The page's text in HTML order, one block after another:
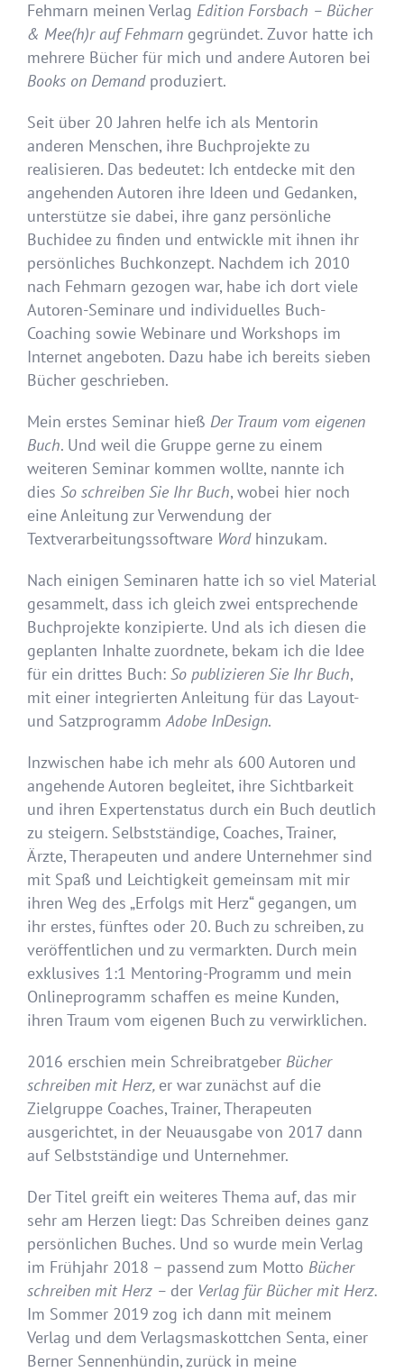
Fehmarn meinen Verlag Edition Forsbach – Bücher
& Mee(h)r auf Fehmarn gegründet. Zuvor hatte ich
mehrere Bücher für mich und andere Autoren bei
Books on Demandproduziert.
Seit über 20 Jahren helfe ich als Mentorin
anderen Menschen, ihre Buchprojekte zu
realisieren. Das bedeutet: Ich entdecke mit den
angehenden Autoren ihre Ideen und Gedanken,
unterstütze sie dabei, ihre ganz persönliche
Buchidee zu finden und entwickle mit ihnen ihr
persönliches Buchkonzept. Nachdem ich 2010
nach Fehmarn gezogen war, habe ich dort viele
Autoren-Seminare und individuelles Buch-
Coaching sowie Webinare und Workshops im
Internet angeboten. Dazu habe ich bereits sieben
Bücher geschrieben.
Mein erstes Seminar hieß Der Traum vom eigenen
Buch. Und weil die Gruppe gerne zu einem
weiteren Seminar kommen wollte, nannte ich
dies So schreiben Sie Ihr Buch, wobei hier noch
eine Anleitung zur Verwendung der
Textverarbeitungssoftware Wordhinzukam.
Nach einigen Seminaren hatte ich so viel Material
gesammelt, dass ich gleich zwei entsprechende
Buchprojekte konzipierte. Und als ich diesen die
geplanten Inhalte zuordnete, bekam ich die Idee
für ein drittes Buch: So publizieren Sie Ihr Buch,
mit einer integrierten Anleitung für das Layout-
und SatzprogrammAdobe InDesign.
Inzwischen habe ich mehr als 600 Autoren und
angehende Autoren begleitet, ihre Sichtbarkeit
und ihren Expertenstatus durch ein Buch deutlich
zu steigern. Selbstständige, Coaches, Trainer,
Ärzte, Therapeuten und andere Unternehmer sind
mit Spaß und Leichtigkeit gemeinsam mit mir
ihren Weg des „Erfolgs mit Herz“ gegangen, um
ihr erstes, fünftes oder 20. Buch zu schreiben, zu
veröffentlichen und zu vermarkten. Durch mein
exklusives 1:1 Mentoring-Programm und mein
Onlineprogramm schaffen es meine Kunden,
ihren Traum vom eigenen Buch zu verwirklichen.
2016 erschien mein Schreibratgeber Bücher
schreiben mit Herz, er war zunächst auf die
Zielgruppe Coaches, Trainer, Therapeuten
ausgerichtet, in der Neuausgabe von 2017 dann
auf Selbstständige und Unternehmer.
Der Titel greift ein weiteres Thema auf, das mir
sehr am Herzen liegt: Das Schreiben deines ganz
persönlichen Buches. Und so wurde mein Verlag
im Frühjahr 2018 – passend zum Motto Bücher
schreiben mit Herz – der Verlag für Bücher mit Herz.
Im Sommer 2019 zog ich dann mit meinem
Verlag und dem Verlagsmaskottchen Senta, einer
Berner Sennenhündin, zurück in meine